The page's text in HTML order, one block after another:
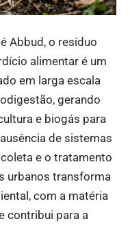
Abbud, o resíduo
alimentar é um
em larga escala
gerando
e biogás para
de sistemas
e o tratamento
urbanos transforma
com a matéria
contribui para a